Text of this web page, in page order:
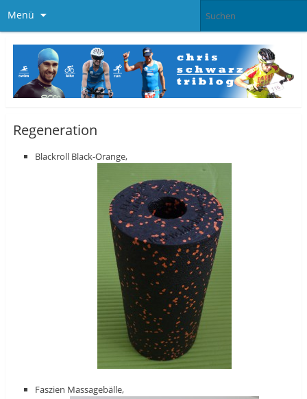
Menü
Regeneration
Blackroll Black-Orange,
Faszien Massagebälle,